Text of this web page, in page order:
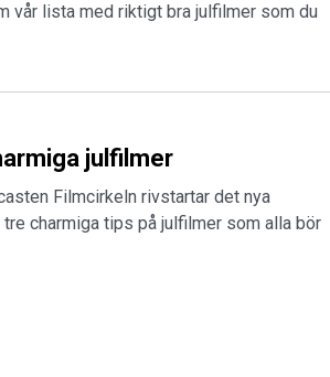
vår lista med riktigt bra julfilmer som du
julfilmer
Filmcirkeln rivstartar det nya
charmiga tips på julfilmer som alla bör